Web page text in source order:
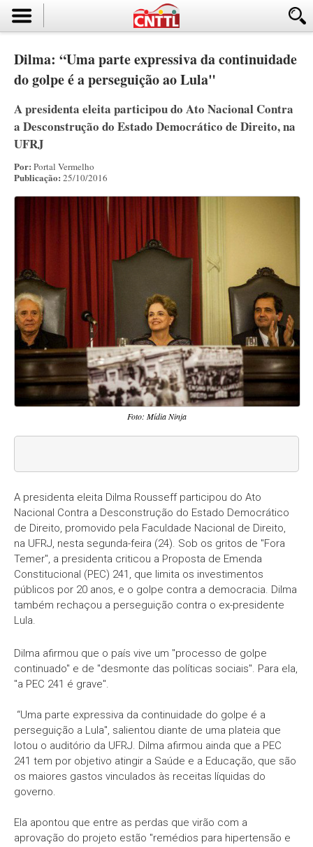
Dilma: “Uma parte expressiva da continuidade
do golpe é a perseguição ao Lula"
A presidenta eleita participou do Ato Nacional Contra
a Desconstrução do Estado Democrático de Direito, na
UFRJ
Por: Portal Vermelho
Publicação: 25/10/2016
Foto: Mídia Ninja
A presidenta eleita Dilma Rousseff participou do Ato
Nacional Contra a Desconstrução do Estado Democrático
de Direito, promovido pela Faculdade Nacional de Direito,
na UFRJ, nesta segunda-feira (24). Sob os gritos de "Fora
Temer", a presidenta criticou a Proposta de Emenda
Constitucional (PEC) 241, que limita os investimentos
públicos por 20 anos, e o golpe contra a democracia. Dilma
também rechaçou a perseguição contra o ex-presidente
Lula.
Dilma afirmou que o país vive um "processo de golpe
continuado" e de "desmonte das políticas sociais". Para ela,
"a PEC 241 é grave".
“Uma parte expressiva da continuidade do golpe é a
perseguição a Lula", salientou diante de uma plateia que
lotou o auditório da UFRJ. Dilma afirmou ainda que a PEC
241 tem por objetivo atingir a Saúde e a Educação, que são
os maiores gastos vinculados às receitas líquidas do
governo.
Ela apontou que entre as perdas que virão com a
aprovação do projeto estão "remédios para hipertensão e